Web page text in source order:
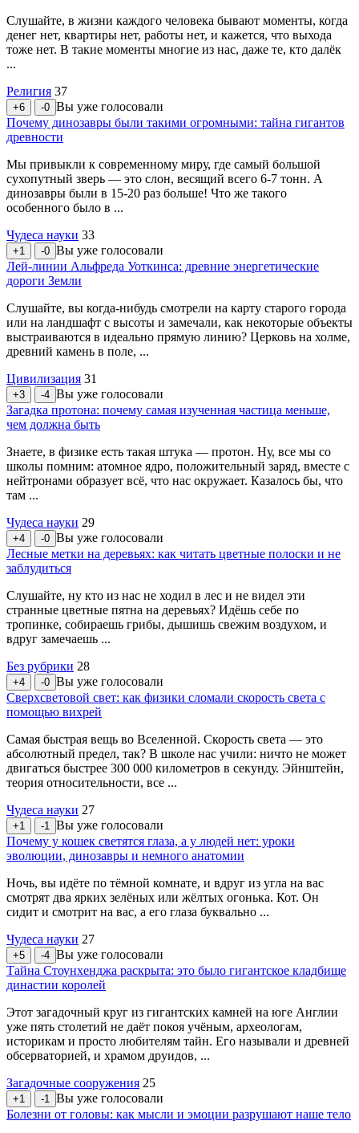
Слушайте, в жизни каждого человека бывают моменты, когда
денег нет, квартиры нет, работы нет, и кажется, что выхода
тоже нет. В такие моменты многие из нас, даже те, кто далёк
...
Религия 37
+6 -0 Вы уже голосовали
Почему динозавры были такими огромными: тайна гигантов
древности
Мы привыкли к современному миру, где самый большой
сухопутный зверь — это слон, весящий всего 6-7 тонн. А
динозавры были в 15-20 раз больше! Что же такого
особенного было в ...
Чудеса науки 33
+1 -0 Вы уже голосовали
Лей-линии Альфреда Уоткинса: древние энергетические
дороги Земли
Слушайте, вы когда-нибудь смотрели на карту старого города
или на ландшафт с высоты и замечали, как некоторые объекты
выстраиваются в идеально прямую линию? Церковь на холме,
древний камень в поле, ...
Цивилизация 31
+3 -4 Вы уже голосовали
Загадка протона: почему самая изученная частица меньше,
чем должна быть
Знаете, в физике есть такая штука — протон. Ну, все мы со
школы помним: атомное ядро, положительный заряд, вместе с
нейтронами образует всё, что нас окружает. Казалось бы, что
там ...
Чудеса науки 29
+4 -0 Вы уже голосовали
Лесные метки на деревьях: как читать цветные полоски и не
заблудиться
Слушайте, ну кто из нас не ходил в лес и не видел эти
странные цветные пятна на деревьях? Идёшь себе по
тропинке, собираешь грибы, дышишь свежим воздухом, и
вдруг замечаешь ...
Без рубрики 28
+4 -0 Вы уже голосовали
Сверхсветовой свет: как физики сломали скорость света с
помощью вихрей
Самая быстрая вещь во Вселенной. Скорость света — это
абсолютный предел, так? В школе нас учили: ничто не может
двигаться быстрее 300 000 километров в секунду. Эйнштейн,
теория относительности, все ...
Чудеса науки 27
+1 -1
Вы уже голосовали
Почему у кошек светятся глаза, а у людей нет: уроки
эволюции, динозавры и немного анатомии
Ночь, вы идёте по тёмной комнате, и вдруг из угла на вас
смотрят два ярких зелёных или жёлтых огонька. Кот. Он
сидит и смотрит на вас, а его глаза буквально ...
Чудеса науки 27
+5 -4 Вы уже голосовали
Тайна Стоунхенджа раскрыта: это было гигантское кладбище
династии королей
Этот загадочный круг из гигантских камней на юге Англии
уже пять столетий не даёт покоя учёным, археологам,
историкам и просто любителям тайн. Его называли и древней
обсерваторией, и храмом друидов, ...
Загадочные сооружения 25
+1 -1
Вы уже голосовали
Болезни от головы: как мысли и эмоции разрушают наше тело